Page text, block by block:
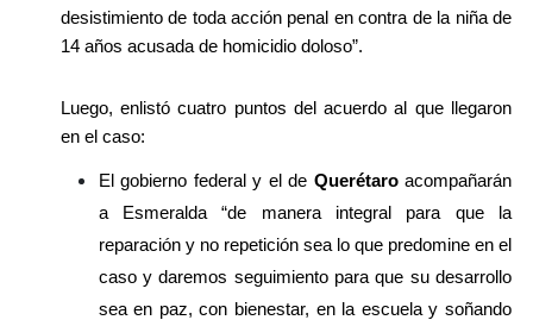
desistimiento de toda acción penal en contra de la niña de
14 años acusada de homicidio doloso”.
Luego, enlistó cuatro puntos del acuerdo al que llegaron
en el caso:
El gobierno federal y el de Querétaro acompañarán
a Esmeralda “de manera integral para que la
reparación y no repetición sea lo que predomine en el
caso y daremos seguimiento para que su desarrollo
sea en paz, con bienestar, en la escuela y soñando